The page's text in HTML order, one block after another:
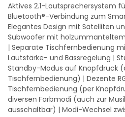
Aktives 2.1-Lautsprechersystem
Bluetooth®-Verbindung zum
Elegantes Design mit Satelliten
Subwoofer mit
| Separate Tischfernbedienung
Lautstärke- und Bassregelung |
Standby-Modus auf Knopfdruck
Tischfernbedienung) | Dezente
Tischfernbedienung (per
diversen Farbmodi (auch zur
ausschaltbar) | Modi-Wechsel